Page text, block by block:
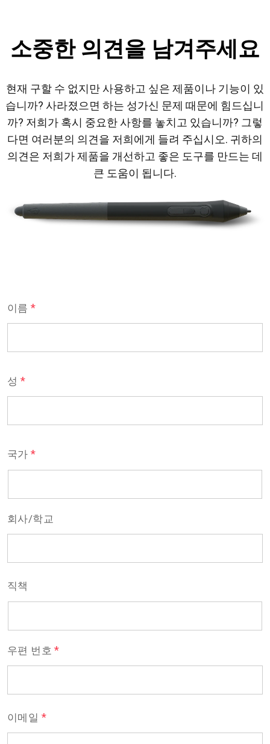
소중한 의견을 남겨주세요
현재 구할 수 없지만 사용하고 싶은 제품이나 기능이 있
습니까? 사라졌으면 하는 성가신 문제 때문에 힘드십니
까? 저희가 혹시 중요한 사항를 놓치고 있습니까? 그렇
다면 여러분의 의견을 저희에게 들려 주십시오. 귀하의
의견은 저희가 제품을 개선하고 좋은 도구를 만드는 데
큰 도움이 됩니다.
이름 *
성 *
국가 *
회사/학교
직책
우편 번호 *
이메일 *